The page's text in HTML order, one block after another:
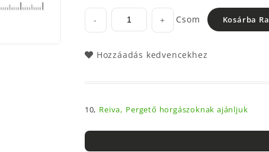
- + Csom Kosárba
Hozzáadás kedvencekhez
10, Reiva, Pergető horgászoknak ajánljuk